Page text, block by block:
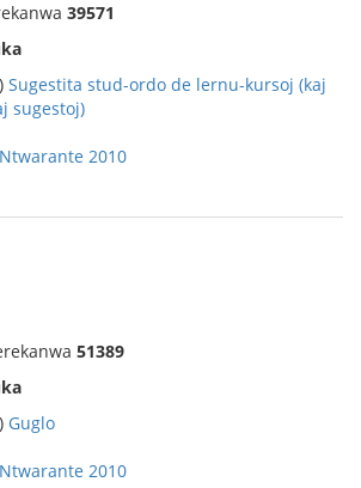
39571
Sugestita stud-ordo de lernu-kursoj (kaj
sugestoj)
2010
51389
Guglo
2010